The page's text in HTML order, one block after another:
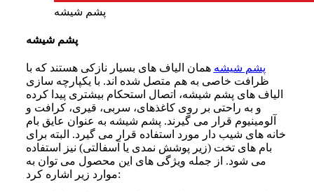
پشم شیشه
پشم شیشه
پشم شیشه همان الیاف‌ های بسیار نازکی هستند که با
ظرافت خاصی به هم متصل شده‌ اند. با یکپارچه‌ سازی
الیاف‌ های پشم شیشه، اتصال استحکام بیشتری پیدا کرده
و به راحتی بر روی کاغذهای، سربی، قیری، کرافت و
آلومینیوم قرار می‌ گیرند. پشم شیشه به عنوان عایق بام‌
خانه‌ های شیب‌ دار مورد استفاده قرار می‌ گیرد. البته برای
بام‌ های تخت (زیر پوشش نمدی یا آسفالتی) نیز استفاده
می‌ شود. از جمله ویژگی‌ های این محصول می‌ توان به
موارد زیر اشاره کرد: